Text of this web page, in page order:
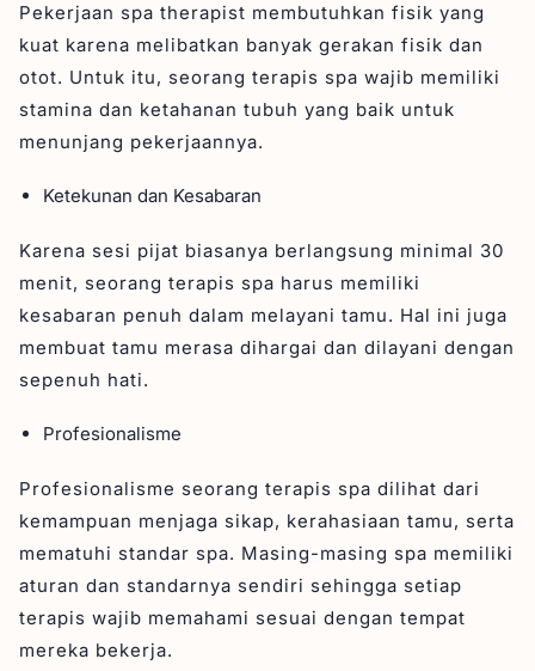
Pekerjaan spa therapist membutuhkan fisik yang
kuat karena melibatkan banyak gerakan fisik dan
otot. Untuk itu, seorang terapis spa wajib memiliki
stamina dan ketahanan tubuh yang baik untuk
menunjang pekerjaannya.
Ketekunan dan Kesabaran
Karena sesi pijat biasanya berlangsung minimal 30
menit, seorang terapis spa harus memiliki
kesabaran penuh dalam melayani tamu. Hal ini juga
membuat tamu merasa dihargai dan dilayani dengan
sepenuh hati.
Profesionalisme
Profesionalisme seorang terapis spa dilihat dari
kemampuan menjaga sikap, kerahasiaan tamu, serta
mematuhi standar spa. Masing-masing spa memiliki
aturan dan standarnya sendiri sehingga setiap
terapis wajib memahami sesuai dengan tempat
mereka bekerja.